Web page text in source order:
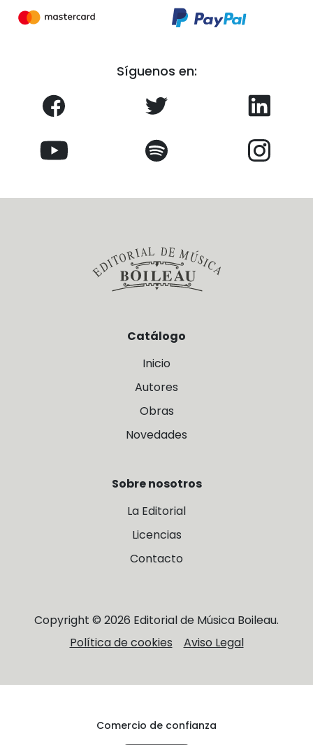
Síguenos en:
Catálogo
Inicio
Autores
Obras
Novedades
Sobre nosotros
La Editorial
Licencias
Contacto
Copyright © 2026 Editorial de Música Boileau.
Política de cookies
Aviso Legal
Comercio de confianza